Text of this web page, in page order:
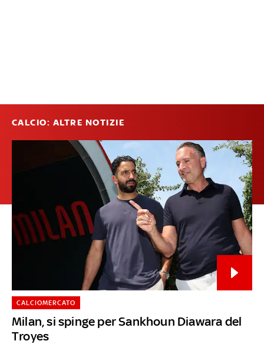
CALCIO: ALTRE NOTIZIE
Milan, si spinge per Sankhoun Diawara del
Troyes
CALCIOMERCATO